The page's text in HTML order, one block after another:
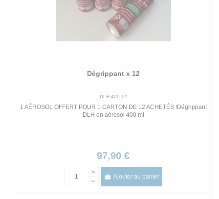
Dégrippant x 12
DLH-400-12
1 AÉROSOL OFFERT POUR 1 CARTON DE 12 ACHETÉS !Dégrippant
DLH en aérosol 400 ml
97,90 €
Ajouter au panier